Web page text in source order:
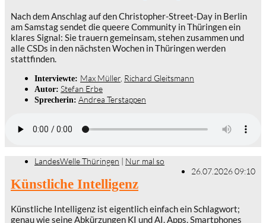
Nach dem Anschlag auf den Christopher-Street-Day in Berlin
am Samstag sendet die queere Community in Thüringen ein
klares Signal: Sie trauern gemeinsam, stehen zusammen und
alle CSDs in den nächsten Wochen in Thüringen werden
stattfinden.
Interviewte: Max Müller Richard Gleitsmann
Autor: Stefan Erbe
Sprecherin: Andrea Terstappen
LandesWelle Thüringen | Nur mal so
26.07.2026 09:10
Künstliche Intelligenz
Künstliche Intelligenz ist eigentlich einfach ein Schlagwort;
genau wie seine Abkürzungen KI und AI. Apps, Smartphones